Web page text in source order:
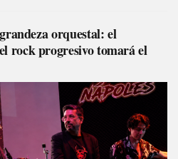
orquestal: el
rock progresivo tomará el